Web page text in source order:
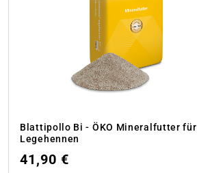
Blattipollo Bi - ÖKO Mineralfutter für
Legehennen
41,90 €